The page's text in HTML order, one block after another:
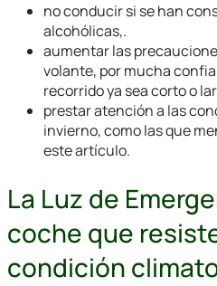
no conducir si se han
alcohólicas,.
aumentar las
volante, por mucha
recorrido ya sea corto o
prestar atención a las
invierno, como las que
este artículo.
La Luz de
coche que
condición